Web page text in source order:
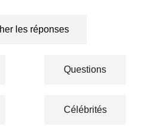
les réponses
Questions
Célébrités